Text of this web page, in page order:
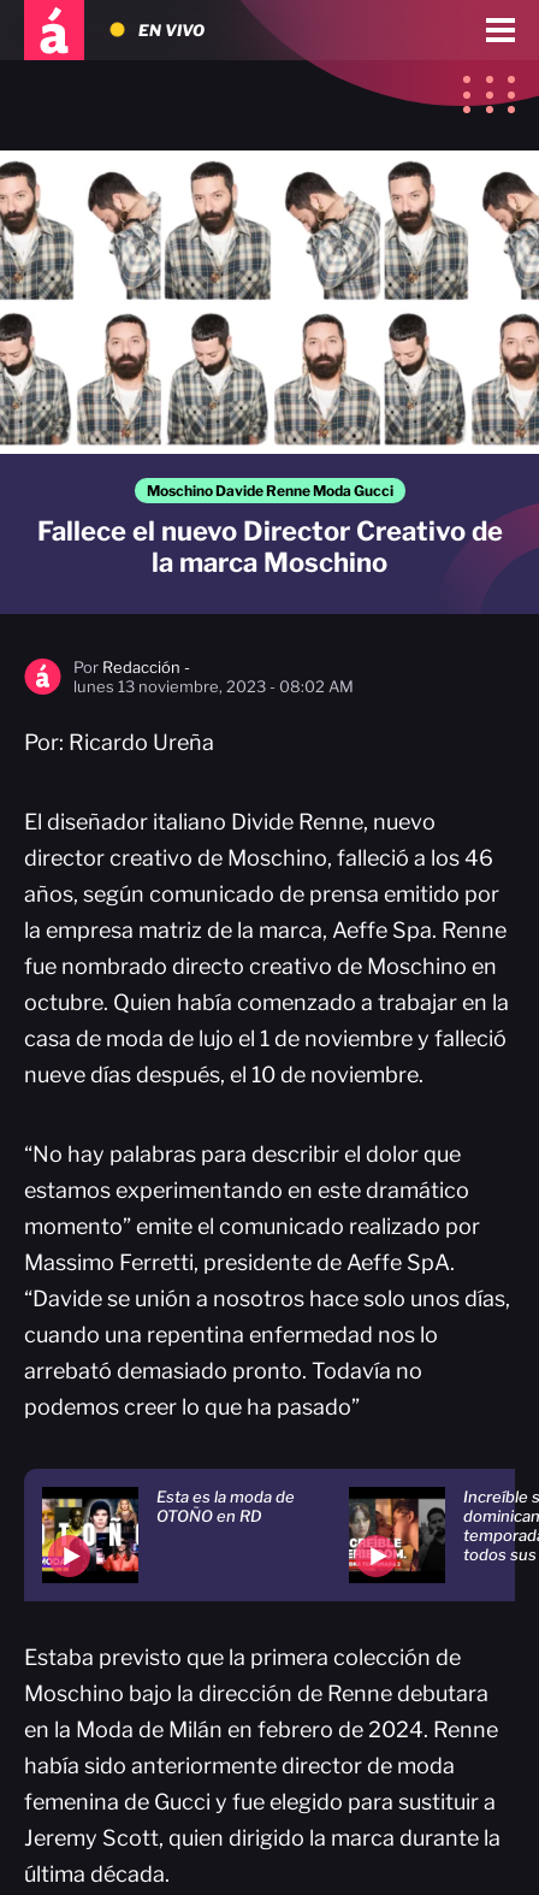
EN VIVO
Moschino Davide Renne Moda Gucci
Fallece el nuevo Director Creativo de
la marca Moschino
Por Redacción -
lunes 13 noviembre, 2023 - 08:02 AM
Por: Ricardo Ureña
El diseñador italiano Divide Renne, nuevo
director creativo de Moschino, falleció a los 46
años, según comunicado de prensa emitido por
la empresa matriz de la marca, Aeffe Spa. Renne
fue nombrado directo creativo de Moschino en
octubre. Quien había comenzado a trabajar en la
casa de moda de lujo el 1 de noviembre y falleció
nueve días después, el 10 de noviembre.
“No hay palabras para describir el dolor que
estamos experimentando en este dramático
momento” emite el comunicado realizado por
Massimo Ferretti, presidente de Aeffe SpA.
“Davide se unión a nosotros hace solo unos días,
cuando una repentina enfermedad nos lo
arrebató demasiado pronto. Todavía no
podemos creer lo que ha pasado”
Esta es la moda de
OTOÑO en RD
Increíble
todos
Estaba previsto que la primera colección de
Moschino bajo la dirección de Renne debutara
en la Moda de Milán en febrero de 2024. Renne
había sido anteriormente director de moda
femenina de Gucci y fue elegido para sustituir a
Jeremy Scott, quien dirigido la marca durante la
última década.